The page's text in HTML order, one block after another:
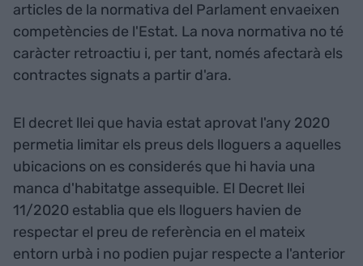
articles de la normativa del Parlament envaeixen
competències de l'Estat. La nova normativa no té
caràcter retroactiu i, per tant, només afectarà els
contractes signats a partir d'ara.
El decret llei que havia estat aprovat l'any 2020
permetia limitar els preus dels lloguers a aquelles
ubicacions on es considerés que hi havia una
manca d'habitatge assequible. El Decret llei
11/2020 establia que els lloguers havien de
respectar el preu de referència en el mateix
entorn urbà i no podien pujar respecte a l'anterior